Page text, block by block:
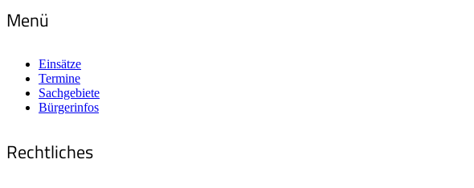
Menü
Einsätze
Termine
Sachgebiete
Bürgerinfos
Rechtliches